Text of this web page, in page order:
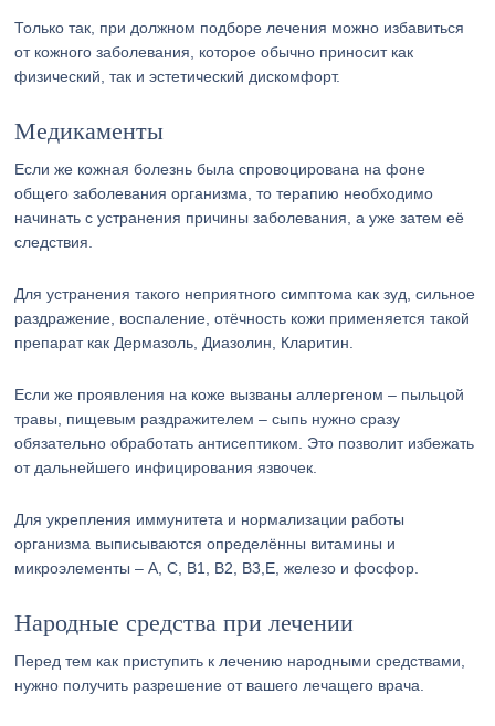
Только так, при должном подборе лечения можно избавиться
от кожного заболевания, которое обычно приносит как
физический, так и эстетический дискомфорт.
Медикаменты
Если же кожная болезнь была спровоцирована на фоне
общего заболевания организма, то терапию необходимо
начинать с устранения причины заболевания, а уже затем её
следствия.
Для устранения такого неприятного симптома как зуд, сильное
раздражение, воспаление, отёчность кожи применяется такой
препарат как Дермазоль, Диазолин, Кларитин.
Если же проявления на коже вызваны аллергеном – пыльцой
травы, пищевым раздражителем – сыпь нужно сразу
обязательно обработать антисептиком. Это позволит избежать
от дальнейшего инфицирования язвочек.
Для укрепления иммунитета и нормализации работы
организма выписываются определённы витамины и
микроэлементы – А, С, В1, В2, В3,Е, железо и фосфор.
Народные средства при лечении
Перед тем как приступить к лечению народными средствами,
нужно получить разрешение от вашего лечащего врача.